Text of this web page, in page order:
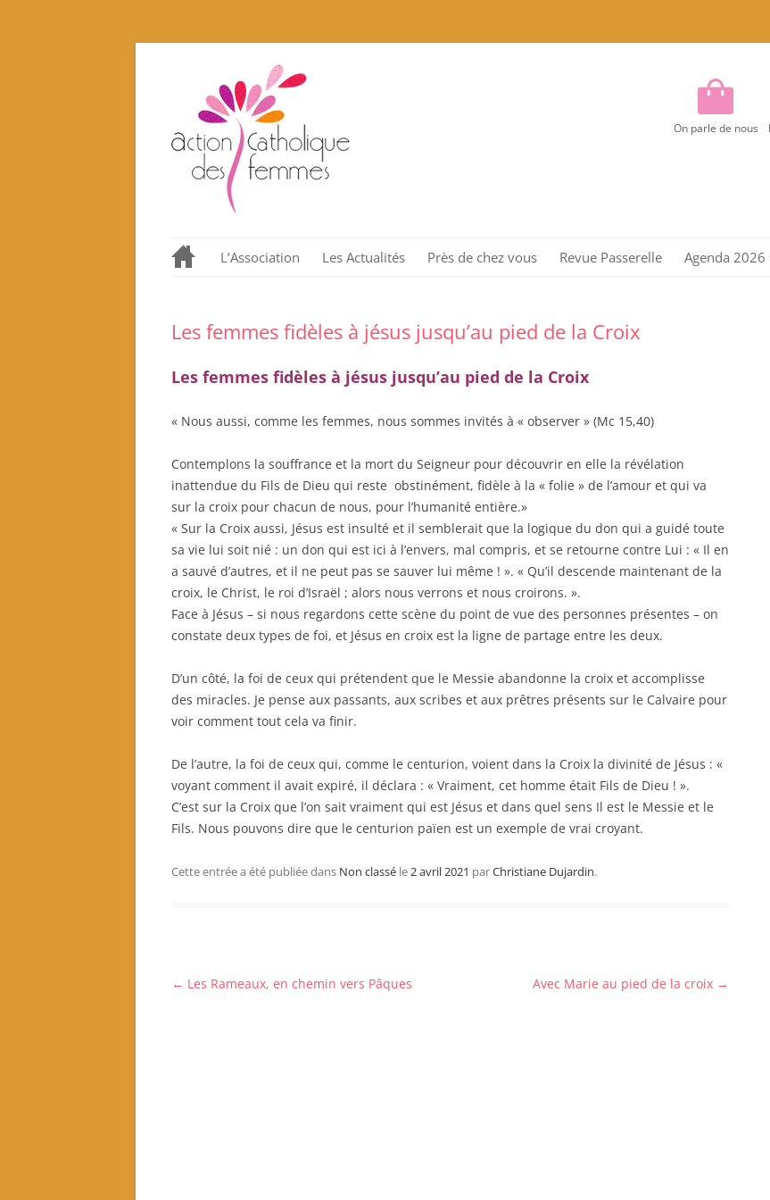
On parle de nous
au
contenu
L’Association
Nos valeurs promues et
Que proposons nous ?
Quels sont nos partenaires ?
Les Actualités Près de chez vous
Région EST
Région Ile de France
Région Sud-Ouest
Région Nord
Région Ouest
Revue Passerelle Agenda 2026
Les femmes fidèles à jésus jusqu’au pied de la Croix
Les femmes fidèles à jésus jusqu’au pied de la Croix
« Nous aussi, comme les femmes, nous sommes invités à « observer » (Mc 15,40)
Contemplons la souffrance et la mort du Seigneur pour découvrir en elle la révélation
inattendue du Fils de Dieu qui reste obstinément, fidèle à la « folie » de l’amour et qui va
sur la croix pour chacun de nous, pour l’humanité entière.»
« Sur la Croix aussi, Jésus est insulté et il semblerait que la logique du don qui a guidé toute
sa vie lui soit nié : un don qui est ici à l’envers, mal compris, et se retourne contre Lui : « Il en
a sauvé d’autres, et il ne peut pas se sauver lui même ! ». « Qu’il descende maintenant de la
croix, le Christ, le roi d’Israël ; alors nous verrons et nous croirons. ».
Face à Jésus – si nous regardons cette scène du point de vue des personnes présentes – on
constate deux types de foi, et Jésus en croix est la ligne de partage entre les deux.
D’un côté, la foi de ceux qui prétendent que le Messie abandonne la croix et accomplisse
des miracles. Je pense aux passants, aux scribes et aux prêtres présents sur le Calvaire pour
voir comment tout cela va finir.
De l’autre, la foi de ceux qui, comme le centurion, voient dans la Croix la divinité de Jésus : «
voyant comment il avait expiré, il déclara : « Vraiment, cet homme était Fils de Dieu ! ».
C’est sur la Croix que l’on sait vraiment qui est Jésus et dans quel sens Il est le Messie et le
Fils. Nous pouvons dire que le centurion païen est un exemple de vrai croyant.
Cette entrée a été publiée dans Non classé le2 avril 2021 parChristiane Dujardin.
Navigation
← Les Rameaux, en chemin vers Pâques Avec Marie au pied de la croix →